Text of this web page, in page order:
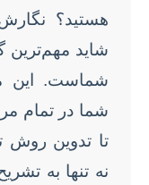
هستید؟
شاید مهم‌ترین
شماست. این
شما در تمام
تا تدوین
نه تنها به